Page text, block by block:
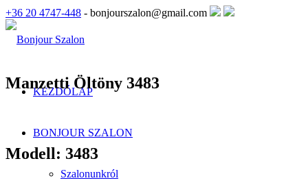
+36 20 4747-448 - bonjourszalon@gmail.com
KEZDŐLAP
BONJOUR SZALON
Szalonunkról
Manzetti Öltöny 3483
Modell: 3483